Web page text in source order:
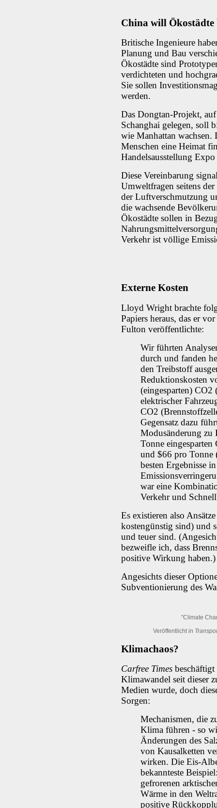
China will Ökostädte
Britische Ingenieure
Planung und Bau
Ökostädte sind
verdichteten und
Sie sollen
werden.
Das Dongtan-Projekt,
Schanghai gelegen, soll
wie Manhattan
Menschen eine Heimat
Handelsausstellung
Diese Vereinbarung
Umweltfragen seitens
der Luftverschmutzung
die wachsende
Ökostädte sollen in
Verkehr ist völlige
Externe Kosten
Lloyd Wright brachte
Papiers heraus, das er
Fulton veröffentlichte:
Wir führten
durch und fanden
den Treibstoff
Reduktionskosten
(eingesparten)
elektrischer
CO2
Gegensatz dazu
Modusänderung zu
Tonne
und $66 pro Tonne
besten Ergebnisse
war eine
Verkehr und
Es existieren also
kostengünstig sind) und
und teuer sind.
bezweifle ich, dass
positive Wirkung haben.)
Angesichts dieser
Subventionierung des
"Climate
Veröffentlicht in
Klimachaos?
Carfree Times
Klimawandel seit dieser
Medien wurde, doch
Sorgen:
Mechanismen, die
Klima führen - so
Änderungen des
von Kausalketten
wirken. Die Eis-
bekannteste
gefrorenen
Wärme in den
positive